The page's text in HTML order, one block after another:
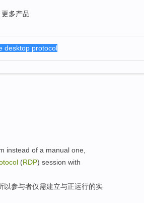
更多产品
instead of a manual one,
(RDP) session with
以参与者仅需建立与正运行的实